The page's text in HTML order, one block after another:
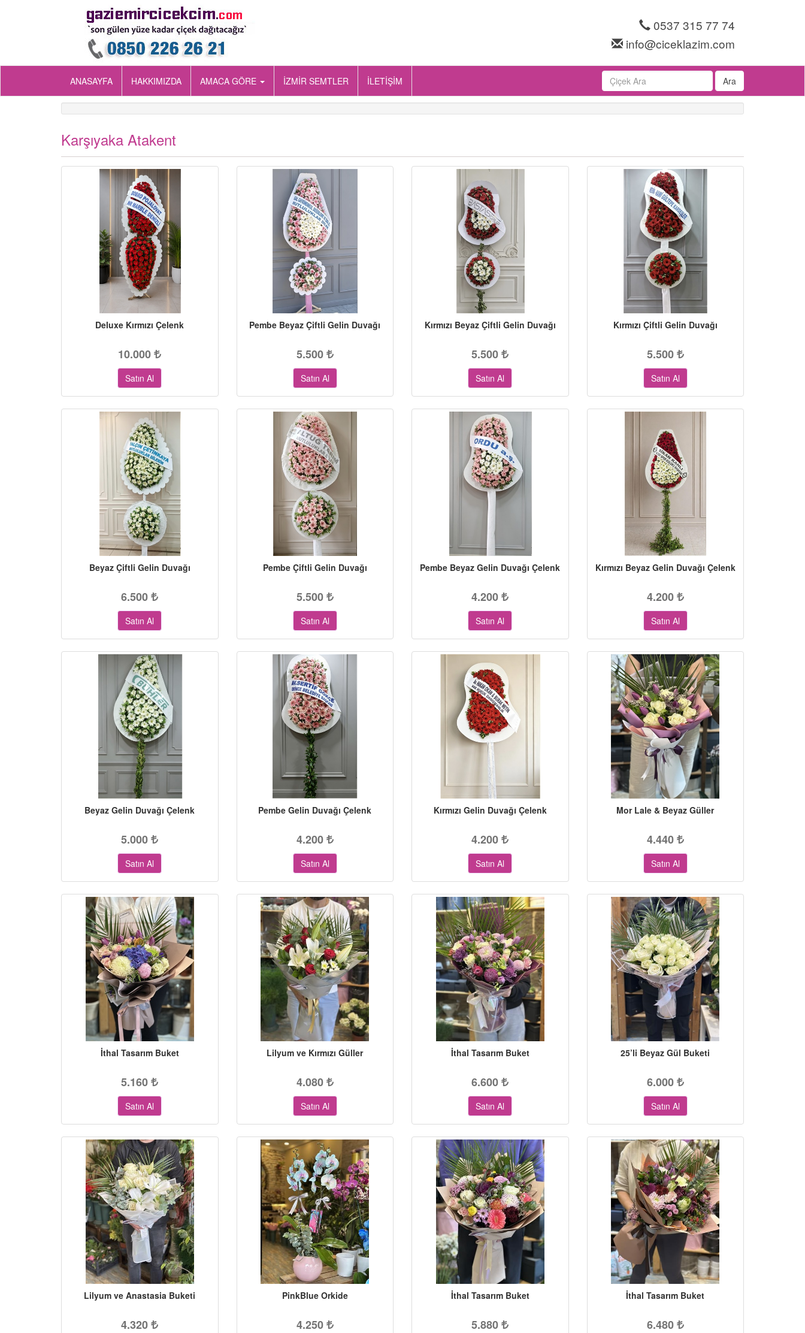
0537 315 77 74
info@ciceklazim.com
ANASAYFA HAKKIMIZDA AMACA GÖRE İZMİR SEMTLER İLETİŞİM Ara
Karşıyaka Atakent
Deluxe Kırmızı Çelenk
10.000
Satın Al
Pembe Beyaz Çiftli Gelin Duvağı
5.500
Satın Al
Kırmızı Beyaz Çiftli Gelin Duvağı
5.500
Satın Al
Kırmızı Çiftli Gelin Duvağı
5.500
Satın Al
Beyaz Çiftli Gelin Duvağı
6.500
Satın Al
Pembe Çiftli Gelin Duvağı
5.500
Satın Al
Pembe Beyaz Gelin Duvağı Çelenk
4.200
Satın Al
Kırmızı Beyaz Gelin Duvağı Çelenk
4.200
Satın Al
Beyaz Gelin Duvağı Çelenk
5.000
Satın Al
Pembe Gelin Duvağı Çelenk
4.200
Satın Al
Kırmızı Gelin Duvağı Çelenk
4.200
Satın Al
Mor Lale & Beyaz Güller
4.440
Satın Al
İthal Tasarım Buket
5.160
Satın Al
Lilyum ve Kırmızı Güller
4.080
Satın Al
İthal Tasarım Buket
6.600
Satın Al
25’li Beyaz Gül Buketi
6.000
Satın Al
Lilyum ve Anastasia Buketi
4.320
PinkBlue Orkide
4.250
İthal Tasarım Buket
5.880
İthal Tasarım Buket
6.480